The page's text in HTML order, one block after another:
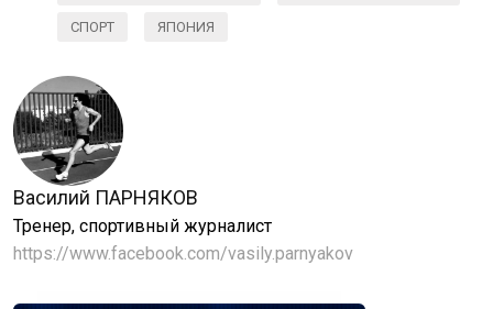
СПОРТ ЯПОНИЯ
Василий ПАРНЯКОВ
Тренер, спортивный журналист
https://www.facebook.com/vasily.parnyakov